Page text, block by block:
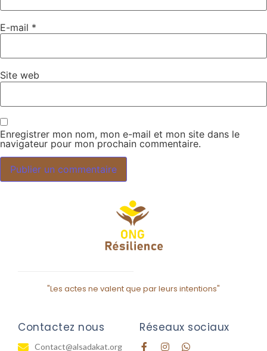
E-mail *
Site web
Enregistrer mon nom, mon e-mail et mon site dans le
navigateur pour mon prochain commentaire.
"Les actes ne valent que par leurs intentions"
Contactez nous
Contact@alsadakat.org
Réseaux sociaux